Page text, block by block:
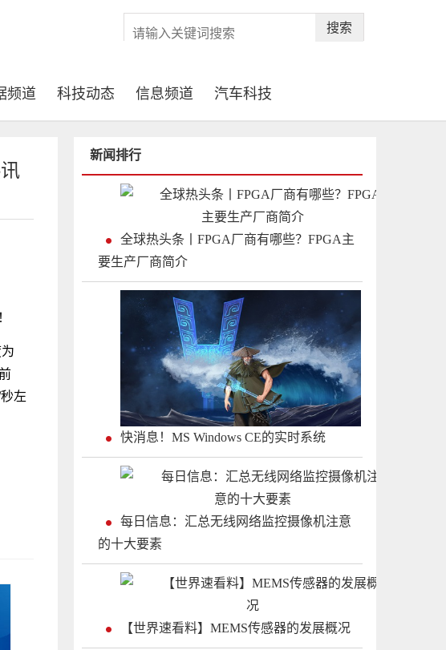
搜索
频道 科技动态 信息频道 汽车科技
左
新闻排行
全球热头条丨FPGA厂商有哪些？FPGA主
要生产厂商简介
快消息！MS Windows CE的实时系统
每日信息：汇总无线网络监控摄像机注意
的十大要素
【世界速看料】MEMS传感器的发展概况